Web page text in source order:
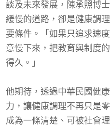
談及未來發展，陳承照博
緩慢的道路，卻是健康調
要條件。「如果只追求速
意慢下來，把教育與制度
得久。」
他期待，透過中華民國健
力，讓健康調理不再只是
成為一條清楚、可被社會